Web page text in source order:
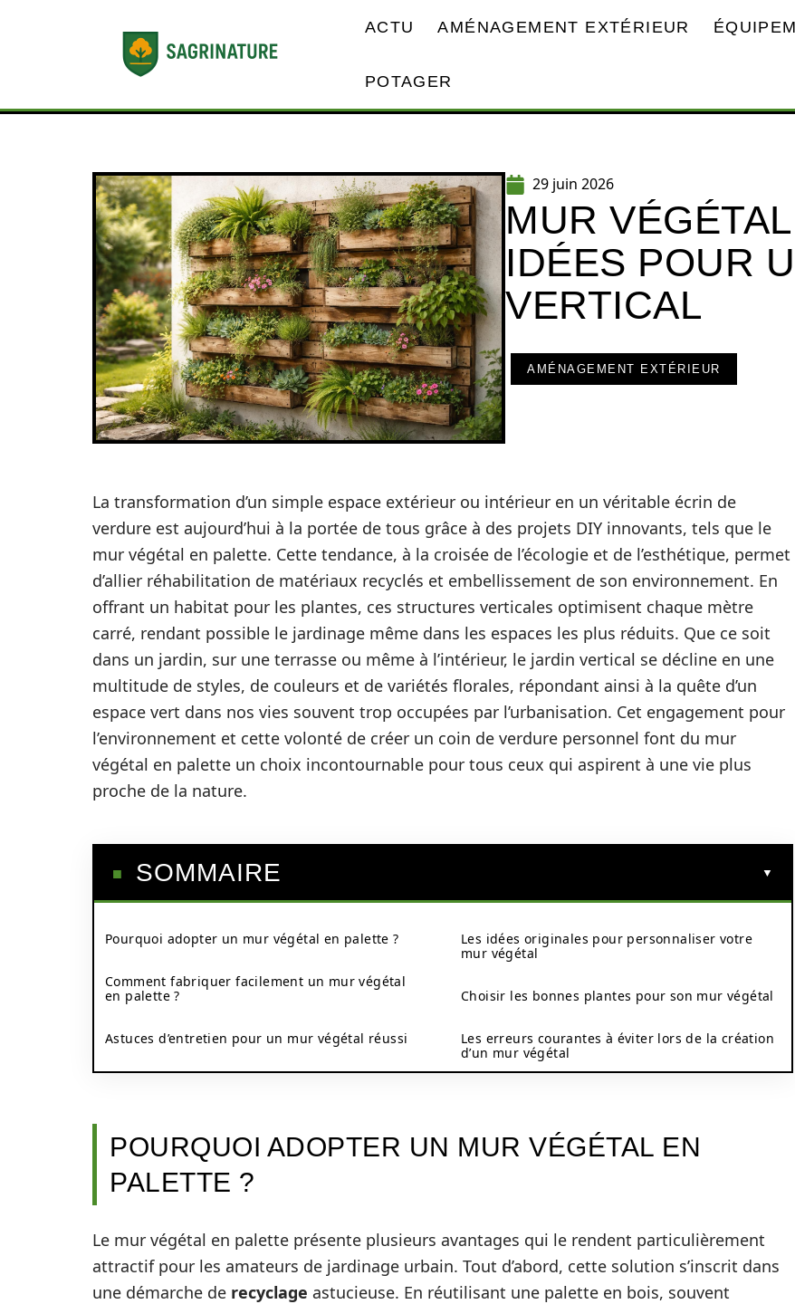
ACTU AMÉNAGEMENT EXTÉRIEUR
POTAGER
29 juin 2026
MUR
IDÉES POUR
VERTICAL
AMÉNAGEMENT EXTÉRIEUR
La transformation d’un simple espace extérieur ou intérieur en un véritable écrin de
verdure est aujourd’hui à la portée de tous grâce à des projets DIY innovants, tels que le
mur végétal en palette. Cette tendance, à la croisée de l’écologie et de l’esthétique, permet
d’allier réhabilitation de matériaux recyclés et embellissement de son environnement. En
offrant un habitat pour les plantes, ces structures verticales optimisent chaque mètre
carré, rendant possible le jardinage même dans les espaces les plus réduits. Que ce soit
dans un jardin, sur une terrasse ou même à l’intérieur, le jardin vertical se décline en une
multitude de styles, de couleurs et de variétés florales, répondant ainsi à la quête d’un
espace vert dans nos vies souvent trop occupées par l’urbanisation. Cet engagement pour
l’environnement et cette volonté de créer un coin de verdure personnel font du mur
végétal en palette un choix incontournable pour tous ceux qui aspirent à une vie plus
proche de la nature.
SOMMAIRE
Pourquoi adopter un mur végétal en palette ?
Comment fabriquer facilement un mur végétal
en palette ?
Astuces d’entretien pour un mur végétal réussi
Les idées originales pour personnaliser votre
mur végétal
Choisir les bonnes plantes pour son mur végétal
Les erreurs courantes à éviter lors de la création
d’un mur végétal
POURQUOI ADOPTER UN MUR VÉGÉTAL EN
PALETTE ?
Le mur végétal en palette présente plusieurs avantages qui le rendent particulièrement
attractif pour les amateurs de jardinage urbain. Tout d’abord, cette solution s’inscrit dans
une démarche de recyclage astucieuse. En réutilisant une palette en bois, souvent